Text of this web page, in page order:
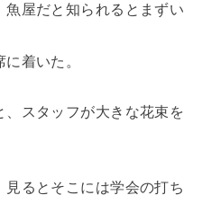
魚屋だと知られるとまずい
着いた。
スタッフが大きな花束を
見るとそこには学会の打ち